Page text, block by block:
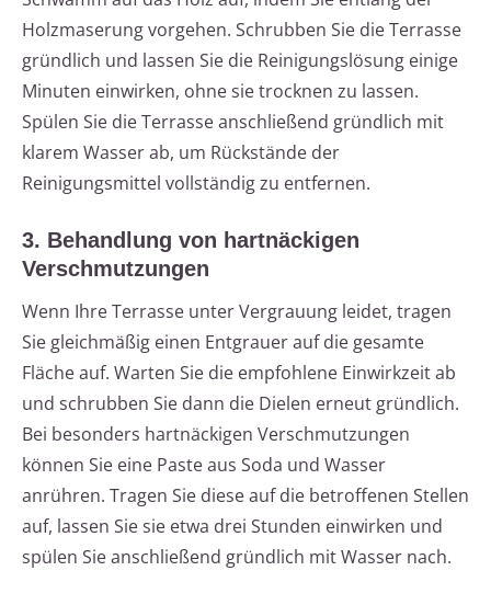
Holzmaserung vorgehen. Schrubben Sie die Terrasse
gründlich und lassen Sie die Reinigungslösung einige
Minuten einwirken, ohne sie trocknen zu lassen.
Spülen Sie die Terrasse anschließend gründlich mit
klarem Wasser ab, um Rückstände der
Reinigungsmittel vollständig zu entfernen.
3. Behandlung von hartnäckigen
Verschmutzungen
Wenn Ihre Terrasse unter Vergrauung leidet, tragen
Sie gleichmäßig einen Entgrauer auf die gesamte
Fläche auf. Warten Sie die empfohlene Einwirkzeit ab
und schrubben Sie dann die Dielen erneut gründlich.
Bei besonders hartnäckigen Verschmutzungen
können Sie eine Paste aus Soda und Wasser
anrühren. Tragen Sie diese auf die betroffenen Stellen
auf, lassen Sie sie etwa drei Stunden einwirken und
spülen Sie anschließend gründlich mit Wasser nach.